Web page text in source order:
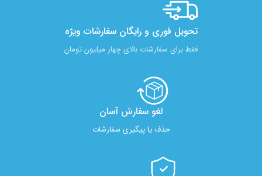
تحویل فوری و رایگان سفارشات ویژه
فقط برای سفارشات بالای چهار میلیون تومان
لغو سفارش آسان​
حذف یا پیگیری سفارشات